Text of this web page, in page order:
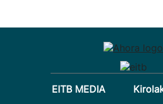
EITB MEDIA